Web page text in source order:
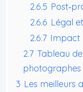
2.6.5
2.6.6 Légal
2.6.7 Impact
2.7 Tableau
photographes
3 Les meilleurs